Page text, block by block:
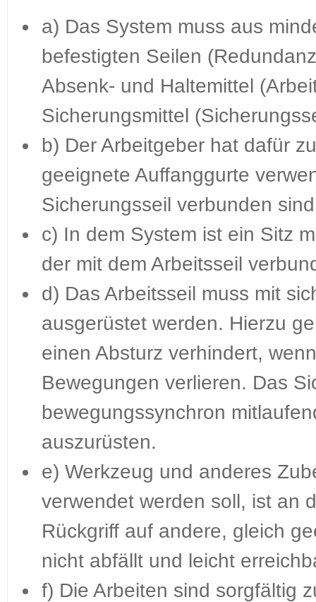
a) Das System muss aus
befestigten Seilen
Absenk- und Haltemittel
Sicherungsmittel
b) Der Arbeitgeber hat dafür
geeignete Auffanggurte
Sicherungsseil verbunden
c) In dem System ist ein Sitz
der mit dem Arbeitsseil
d) Das Arbeitsseil muss mit
ausgerüstet werden. Hierzu
einen Absturz verhindert,
Bewegungen verlieren. Das
bewegungssynchron
auszurüsten.
e) Werkzeug und anderes
verwendet werden soll, ist an
Rückgriff auf andere, gleich
nicht abfällt und leicht
f) Die Arbeiten sind sorgfältig